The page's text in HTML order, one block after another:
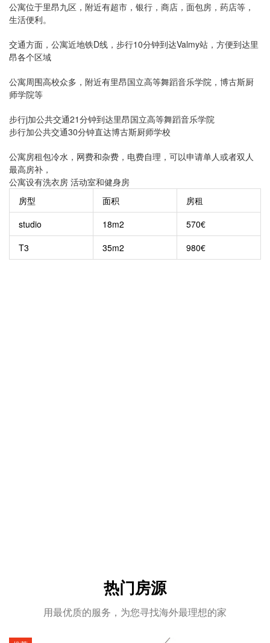
公寓位于里昂九区，附近有超市，银行，商店，面包房，药店等，
生活便利。
交通方面，公寓近地铁D线，步行10分钟到达Valmy站，方便到达里
昂各个区域
公寓周围高校众多，附近有里昂国立高等舞蹈音乐学院，博古斯厨
师学院等
步行j加公共交通21分钟到达里昂国立高等舞蹈音乐学院
步行加公共交通30分钟直达博古斯厨师学校
公寓房租包冷水，网费和杂费，电费自理，可以申请单人或者双人
最高房补，
公寓设有洗衣房 活动室和健身房
房型
面积
房租
studio
18m2
570€
T3
35m2 980€
热门房源
用最优质的服务，为您寻找海外最理想的家